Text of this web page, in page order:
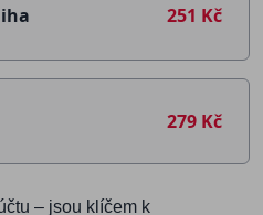
251 Kč
279 Kč
– jsou klíčem k